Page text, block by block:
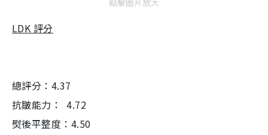
點擊圖片放大
LDK 評分
總評分：4.37
抗皺能力： 4.72
熨後平整度：4.50